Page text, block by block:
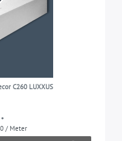
C260 LUXXUS
*
/ Meter